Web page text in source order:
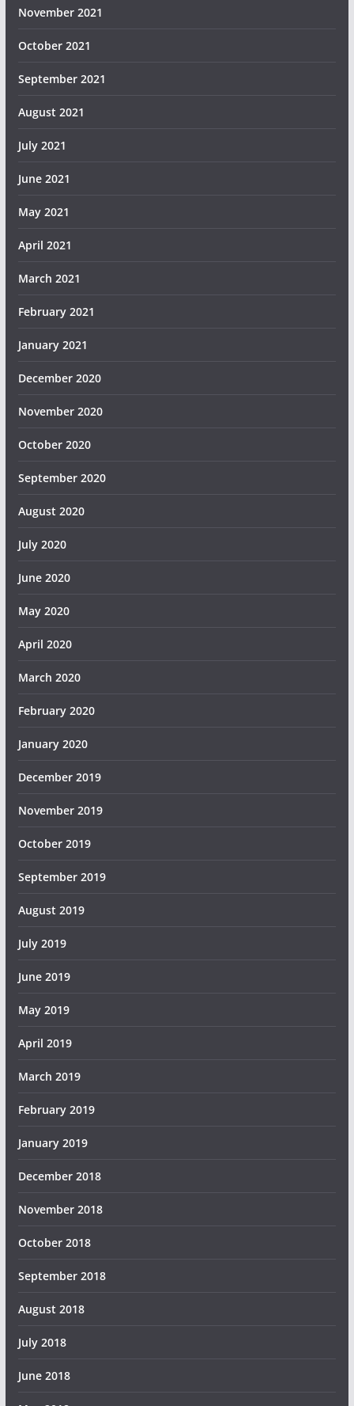
November 2021
October 2021
September 2021
August 2021
July 2021
June 2021
May 2021
April 2021
March 2021
February 2021
January 2021
December 2020
November 2020
October 2020
September 2020
August 2020
July 2020
June 2020
May 2020
April 2020
March 2020
February 2020
January 2020
December 2019
November 2019
October 2019
September 2019
August 2019
July 2019
June 2019
May 2019
April 2019
March 2019
February 2019
January 2019
December 2018
November 2018
October 2018
September 2018
August 2018
July 2018
June 2018